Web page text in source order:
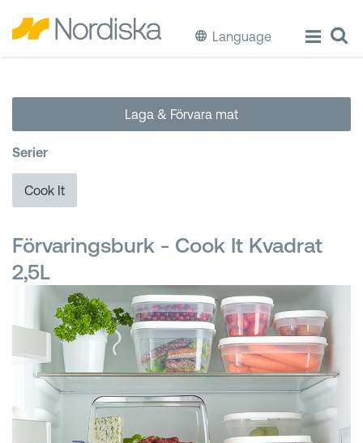
Language
Laga & Förvara mat
Diska & Städa
Förvaring
Källsortering
Hinkar & Tunnor
Laga & Förvara mat
Serier
Cook It
Förvaringsburk - Cook It Kvadrat
2,5L